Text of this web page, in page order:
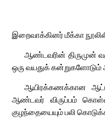
இறைவாக்கினர் மீக்கா
ஆண்டவரின் திருமுன்
ஒரு வயதுக்
ஆயிரக்கணக்கான
ஆண்டவர் விருப்பம்
குழந்தையையும் பலி